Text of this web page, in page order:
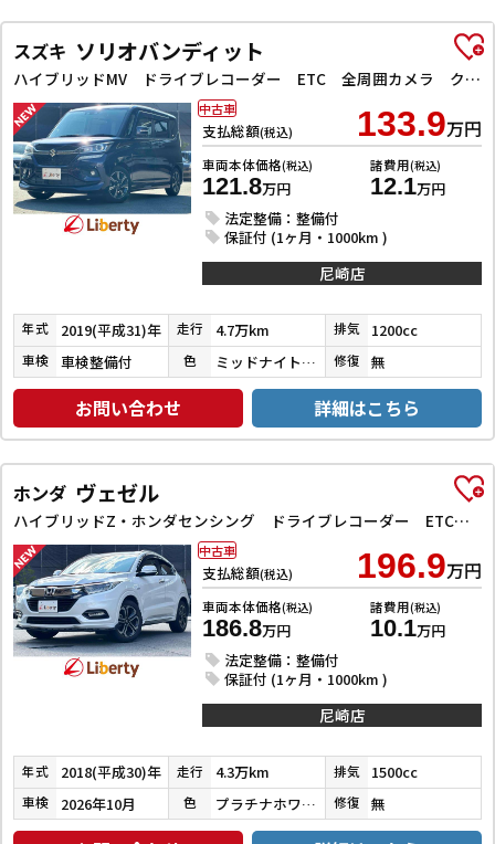
スズキ ソリオバンディット
ハイブリッドMV ドライブレコーダー ETC 全周囲カメラ クリアランスソナー オートクルーズコントロール レーンアシスト 衝突被害軽減システム 両側スライド・片側電動 LEDヘッドランプ スマートキー
支払総額(税込) 133.9万円
車両本体価格(税込)
121.8万円
諸費用(税込)
12.1万円
法定整備：整備付
保証付 (1ヶ月・1000km )
中古車
尼崎店
年式 2019(平成31)年 走行 4.7万km 排気 1200cc
車検 車検整備付 色 ミッドナイトバイオレットメタリック 修復 無
お問い合わせ 詳細はこちら
ホンダ ヴェゼル
ハイブリッドZ・ホンダセンシング ドライブレコーダー ETC バックカメラ オートクルーズコントロール レーンアシスト 衝突被害軽減システム ナビ TV オートライト LEDヘッドランプ アルミホイール スマートキー 電動格納ミラー
支払総額(税込) 196.9万円
車両本体価格(税込)
186.8万円
諸費用(税込)
10.1万円
法定整備：整備付
保証付 (1ヶ月・1000km )
中古車
尼崎店
年式 2018(平成30)年 走行 4.3万km 排気 1500cc
車検 2026年10月 色 プラチナホワイトパール 修復 無